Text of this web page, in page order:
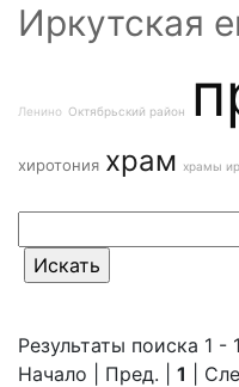
Иркутская
Ленино Октябрьский район
хиротония храм храмы
Результаты поиска 1 -
Начало | Пред. | 1 |